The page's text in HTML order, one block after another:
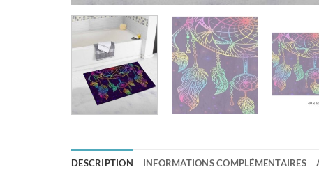
DESCRIPTION INFORMATIONS COMPLÉMENTAIRES